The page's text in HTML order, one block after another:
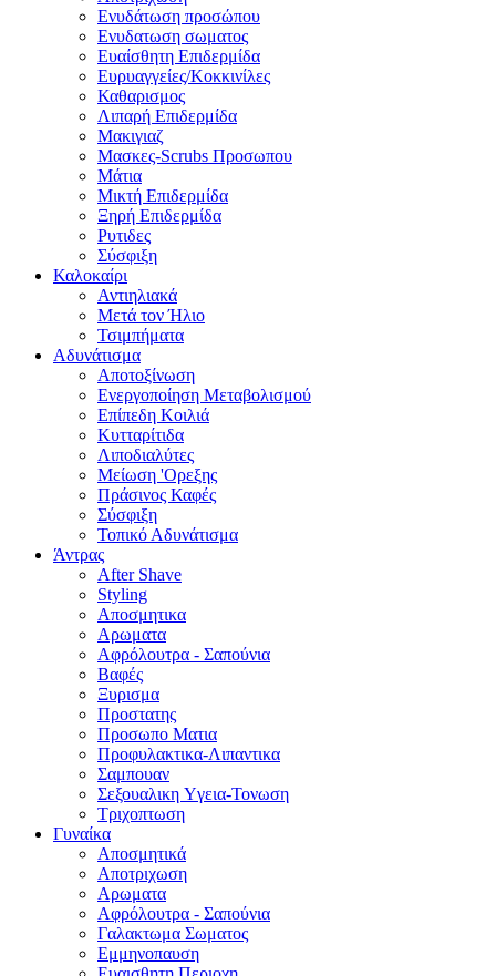
Ενυδάτωση προσώπου
Ενυδατωση σωματος
Ευαίσθητη Επιδερμίδα
Ευρυαγγείες/Κοκκινίλες
Καθαρισμος
Λιπαρή Επιδερμίδα
Μακιγιαζ
Μασκες-Scrubs Προσωπου
Μάτια
Μικτή Επιδερμίδα
Ξηρή Επιδερμίδα
Ρυτιδες
Σύσφιξη
Καλοκαίρι
Αντιηλιακά
Μετά τον Ήλιο
Τσιμπήματα
Αδυνάτισμα
Αποτοξίνωση
Ενεργοποίηση Μεταβολισμού
Επίπεδη Κοιλιά
Κυτταρίτιδα
Λιποδιαλύτες
Μείωση 'Ορεξης
Πράσινος Καφές
Σύσφιξη
Τοπικό Αδυνάτισμα
Άντρας
After Shave
Styling
Αποσμητικα
Αρωματα
Αφρόλουτρα - Σαπούνια
Βαφές
Ξυρισμα
Προστατης
Προσωπο Ματια
Προφυλακτικα-Λιπαντικα
Σαμπουαν
Σεξουαλικη Yγεια-Τονωση
Τριχοπτωση
Γυναίκα
Αποσμητικά
Αποτριχωση
Αρωματα
Αφρόλουτρα - Σαπούνια
Γαλακτωμα Σωματος
Εμμηνοπαυση